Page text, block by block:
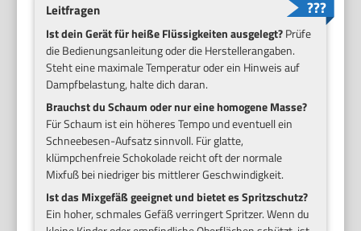
Leitfragen
Ist dein Gerät für heiße Flüssigkeiten ausgelegt?Prüfe
die Bedienungsanleitung oder die Herstellerangaben.
Steht eine maximale Temperatur oder ein Hinweis auf
Dampfbelastung, halte dich daran.
Brauchst du Schaum oder nur eine homogene Masse?
Für Schaum ist ein höheres Tempo und eventuell ein
Schneebesen-Aufsatz sinnvoll. Für glatte,
klümpchenfreie Schokolade reicht oft der normale
Mixfuß bei niedriger bis mittlerer Geschwindigkeit.
Ist das Mixgefäß geeignet und bietet es Spritzschutz?
Ein hoher, schmales Gefäß verringert Spritzer. Wenn du